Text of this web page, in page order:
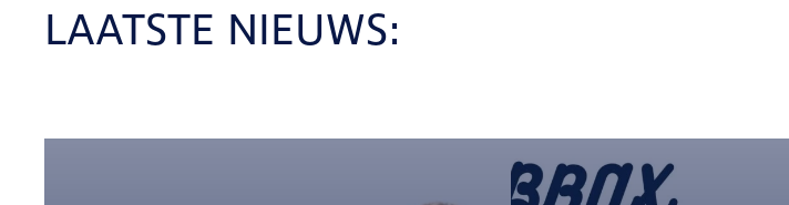
LAATSTE NIEUWS: